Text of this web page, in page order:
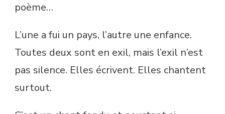
poème…
L’une a fui un pays, l’autre une enfance.
Toutes deux sont en exil, mais l’exil n’est
pas silence. Elles écrivent. Elles chantent
surtout.